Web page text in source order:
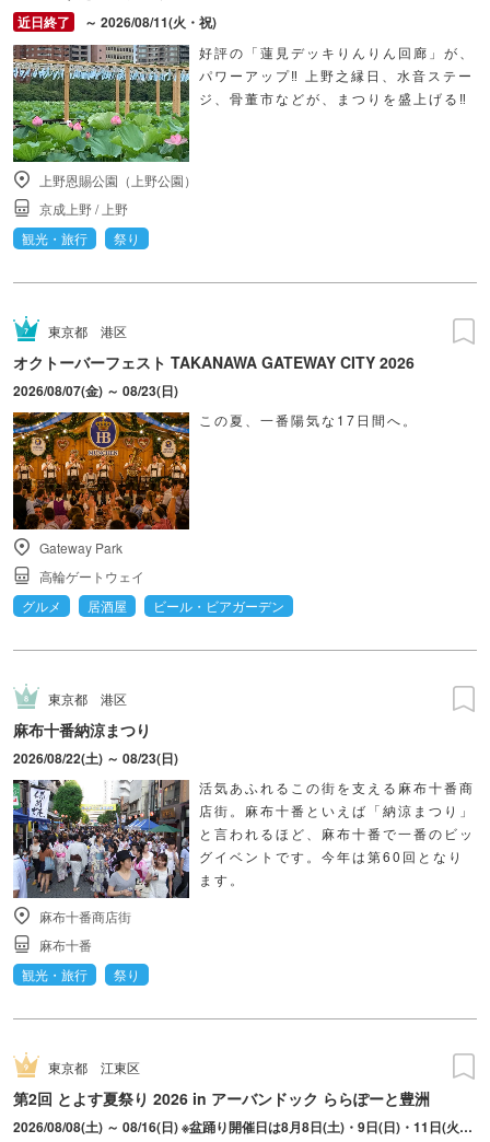
～ 2026/08/11(火・祝)
好評の「蓮見デッキりんりん回廊」が、
パワーアップ‼ 上野之縁日、水音ステー
ジ、骨董市などが、まつりを盛上げる‼
上野恩賜公園（上野公園）
京成上野/ 上野
観光・旅行
祭り
東京都 港区
オクトーバーフェスト TAKANAWA GATEWAY CITY 2026
2026/08/07(金) ～ 08/23(日)
この夏、一番陽気な17日間へ。
Gateway Park
高輪ゲートウェイ
グルメ
居酒屋 ビール・ビアガーデン
東京都 港区
麻布十番納涼まつり
2026/08/22(土) ～ 08/23(日)
活気あふれるこの街を支える麻布十番商
店街。麻布十番といえば「納涼まつり」
と言われるほど、麻布十番で一番のビッ
グイベントです。今年は第60回となり
ます。
麻布十番商店街
麻布十番
観光・旅行
祭り
東京都 江東区
第2回 とよす夏祭り 2026 in アーバンドック ららぽーと豊洲
2026/08/08(土) ～ 08/16(日) ※盆踊り開催日は8月8日(土)・9日(日)・11日(火・祝)・15日(土)・16日(日)のみ。 ※縁日およびキッチンカーについては期間中の全日程営業予定。 ※開催コンテンツは日によって異なります。